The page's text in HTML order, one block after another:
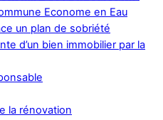
Econome en Eau
un plan de sobriété
d’un bien immobilier par la
la rénovation